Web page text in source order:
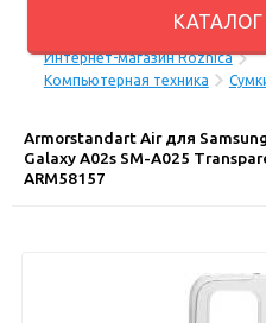
Интернет-магазин Roznica
Компьютерная техника
Armorstandart Air для Samsung
Galaxy A02s SM-A025
ARM58157